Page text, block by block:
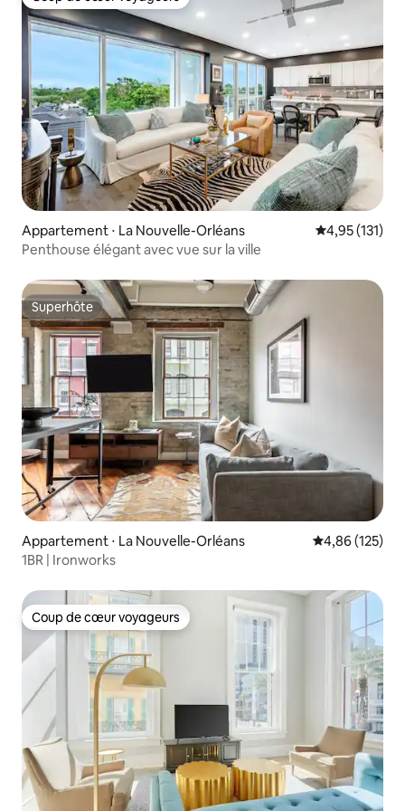
Coup de cœur voyageurs
Appartement ⋅ La Nouvelle-Orléans Évaluation
4,95 (131)
Penthouse élégant avec vue sur la ville
Superhôte
Superhôte
Appartement ⋅ La Nouvelle-Orléans Évaluation
4,86 (125)
1BR | Ironworks
Coup de cœur voyageurs
Coup de cœur voyageurs